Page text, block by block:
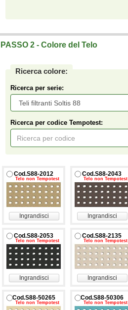
PASSO 2 - Colore del Telo
Ricerca colore:
Ricerca per serie:
Ricerca per codice Tempotest:
Cod.S88-2012
Telo non Tempotest
Ingrandisci
Cod.S88-2043
Telo non Tempotest
Ingrandisci
Cod.S88-2053
Telo non Tempotest
Ingrandisci
Cod.S88-2135
Telo non Tempotest
Ingrandisci
Cod.S88-50265
Telo non Tempotest
Cod.S88-50306
Telo non Tempotest